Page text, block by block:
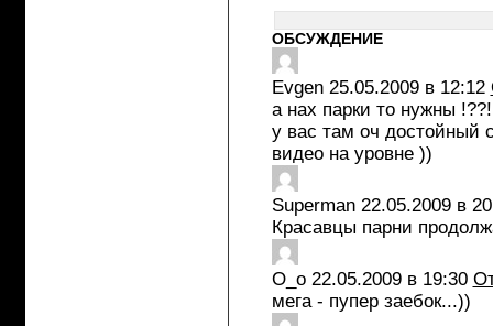
ОБСУЖДЕНИЕ
Evgen 25.05.2009 в 12:12
а нах парки то нужны
у вас там оч достойный
видео на уровне ))
Superman 22.05.2009 в
Красавцы парни
O_o 22.05.2009 в 19:30
мега - пупер заебок...))